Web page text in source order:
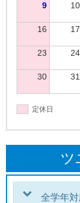
9 10
16 17
23 24
30 31
定休日
ツ
全学年